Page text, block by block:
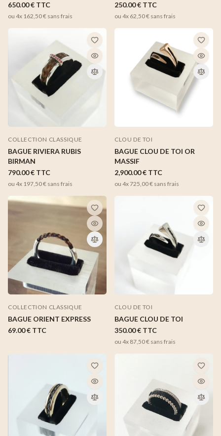
650.00 € TTC
ou 4x 162,50 € sans frais
250.00 € TTC
ou 4x 62,50 € sans frais
COLLECTION CLASSIQUE
BAGUE RIVIERA RUBIS
BIRMAN
790.00 € TTC
ou 4x 197,50 € sans frais
CLOU DE TOI
BAGUE CLOU DE TOI OR
MASSIF
2,900.00 € TTC
ou 4x725,00 € sans frais
COLLECTION CLASSIQUE
BAGUE ORIENT EXPRESS
69.00 € TTC
CLOU DE TOI
BAGUE CLOU DE TOI
350.00 € TTC
ou 4x 87,50 € sans frais